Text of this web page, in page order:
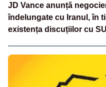
JD Vance anunță
îndelungate cu Iranul, în
existența discuțiilor cu